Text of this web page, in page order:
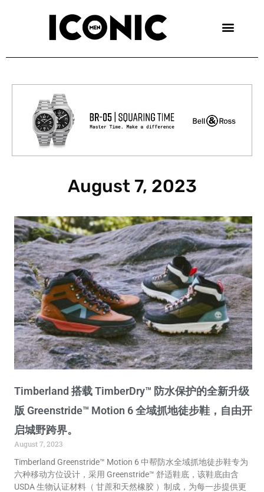
August 7, 2023
Timberland 搭载 TimberDry™ 防水保护的全新升级
版 Greenstride™ Motion 6 全域抓地徒步鞋，自由开
启城野跨界。
August 7, 2023
Timberland Greenstride™ Motion 6 中帮防水全域抓地徒步鞋专为
六种移动方位设计，采用 Greenstride™ 舒适鞋底，该鞋底由含
USDA 生物认证材料（ 甘蔗和天然橡胶 ）制成，为每一步提供更